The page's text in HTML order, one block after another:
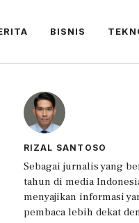
BISNIS
RIZAL SANTOSO
Sebagai jurnalis yang
tahun di media
menyajikan informasi
pembaca lebih dekat